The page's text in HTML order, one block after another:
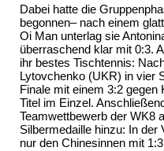
Dabei hatte die
begonnen– nach einem
Oi Man unterlag sie
überraschend klar mit 0:3.
ihr bestes Tischtennis:
Lytovchenko (UKR) in vier
Finale mit einem 3:2
Titel im Einzel.
Teamwettbewerb der WK8
Silbermedaille hinzu: In
nur den Chinesinnen mit